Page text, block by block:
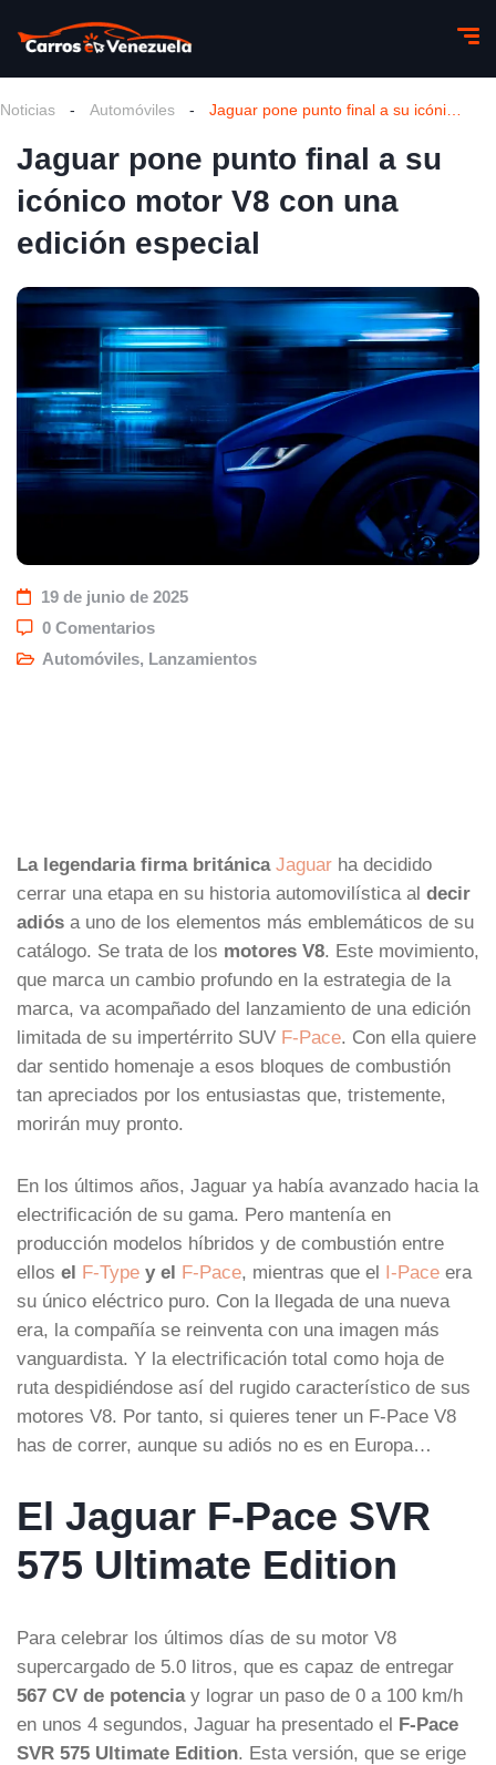
Noticias - Automóviles -
Jaguar pone punto final a su
icónico motor V8 con una
edición especial
19 de junio de 2025
0 Comentarios
Automóviles, Lanzamientos
La legendaria firma británica Jaguar ha decidido
cerrar una etapa en su historia automovilística al decir
adiós a uno de los elementos más emblemáticos de su
catálogo. Se trata de los motores V8. Este movimiento,
que marca un cambio profundo en la estrategia de la
marca, va acompañado del lanzamiento de una edición
limitada de su impertérrito SUV F-Pace. Con ella quiere
dar sentido homenaje a esos bloques de combustión
tan apreciados por los entusiastas que, tristemente,
morirán muy pronto.
En los últimos años, Jaguar ya había avanzado hacia la
electrificación de su gama. Pero mantenía en
producción modelos híbridos y de combustión entre
ellos el F-Type y el F-Pace, mientras que el I-Pace era
su único eléctrico puro. Con la llegada de una nueva
era, la compañía se reinventa con una imagen más
vanguardista. Y la electrificación total como hoja de
ruta despidiéndose así del rugido característico de sus
motores V8. Por tanto, si quieres tener un F-Pace V8
has de correr, aunque su adiós no es en Europa…
El Jaguar F-Pace SVR
575 Ultimate Edition
Para celebrar los últimos días de su motor V8
supercargado de 5.0 litros, que es capaz de entregar
567 CV de potenciay lograr un paso de 0 a 100 km/h
en unos 4 segundos, Jaguar ha presentado el F-Pace
SVR 575 Ultimate Edition. Esta versión, que se erige